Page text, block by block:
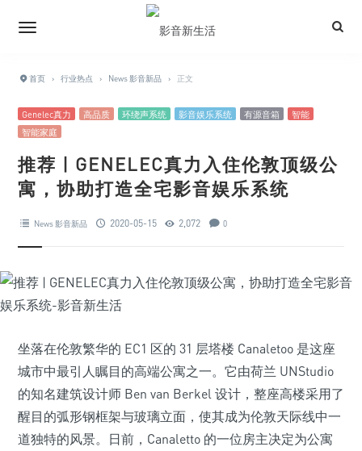
首页 › 行业热点 › News 影音新品 › 正文
Genelec真力 高品质 环绕声系统 影音娱乐系统 有源音箱
智能
智能家庭
推荐 | GENELEC真力入住伦敦顶级公
寓，协助打造全宅影音娱乐系统
News 影音新品 2020-05-15 2,072 0
坐落在伦敦繁华的 EC1 区的 31 层塔楼 Canaletoo 是这座
城市中最引人瞩目的高端公寓之一。它由荷兰 UNStudio
的知名建筑设计师 Ben van Berkel 设计，整座高楼采用了
醒目的弧形钢框架与玻璃立面，使其成为伦敦天际线中一
道独特的风景。日前，Canaletto 的一位房主决定为公寓